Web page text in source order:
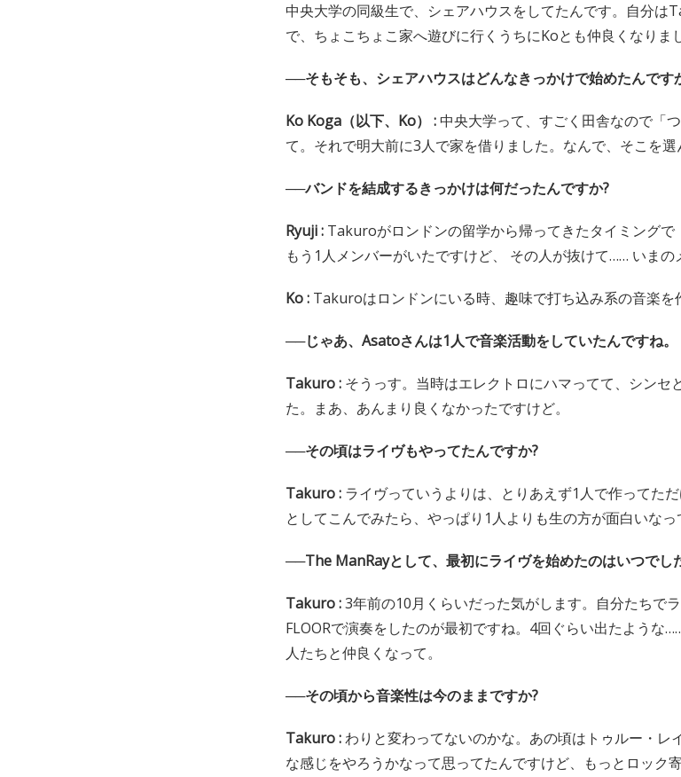
中央大学の同級生で、シェアハウスをしてたんです。自分
で、ちょこちょこ家へ遊びに行くうちにKoとも仲良くなりまし
──そもそも、シェアハウスはどんなきっかけで始めたんです
Ko Koga（以下、Ko） : 中央大学って、すごく田舎なので「
て。それで明大前に3人で家を借りました。なんで、そこを選
──バンドを結成するきっかけは何だったんですか?
Ryuji : Takuroがロンドンの留学から帰ってきたタイミング
もう1人メンバーがいたですけど、 その人が抜けて…… いまの
Ko : Takuroはロンドンにいる時、趣味で打ち込み系の音楽を
──じゃあ、Asatoさんは1人で音楽活動をしていたんですね。
Takuro : そうっす。当時はエレクトロにハマってて、シンセ
た。まあ、あんまり良くなかったですけど。
──その頃はライヴもやってたんですか?
Takuro : ライヴっていうよりは、とりあえず1人で作ってた
としてこんでみたら、やっぱり1人よりも生の方が面白いなっ
──The ManRayとして、最初にライヴを始めたのはいつでし
Takuro :3年前の10月くらいだった気がします。自分たちで
FLOORで演奏をしたのが最初ですね。4回ぐらい出たような
人たちと仲良くなって。
──その頃から音楽性は今のままですか?
Takuro :わりと変わってないのかな。あの頃はトゥルー・レ
な感じをやろうかなって思ってたんですけど、もっとロック